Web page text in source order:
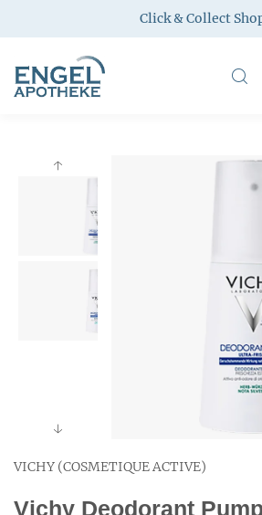
Click & Collect
VICHY (COSMETIQUE ACTIVE)
Vichy Deodorant